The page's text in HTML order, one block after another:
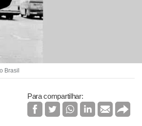
Brasil
Para compartilhar: